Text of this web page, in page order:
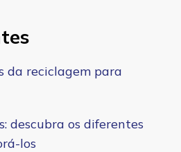
da reciclagem para
descubra os diferentes
los